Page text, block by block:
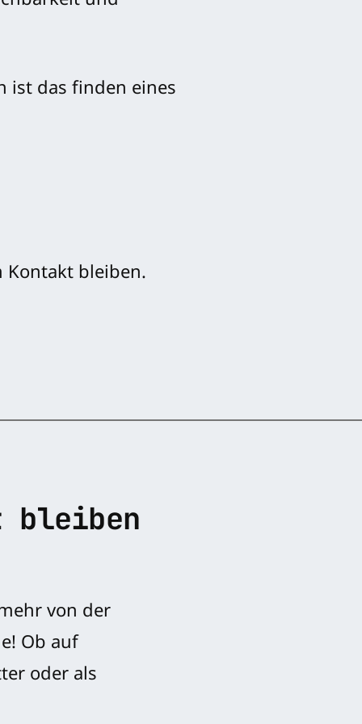
ist das finden eines
Kontakt bleiben.
von der
Ob auf
oder als